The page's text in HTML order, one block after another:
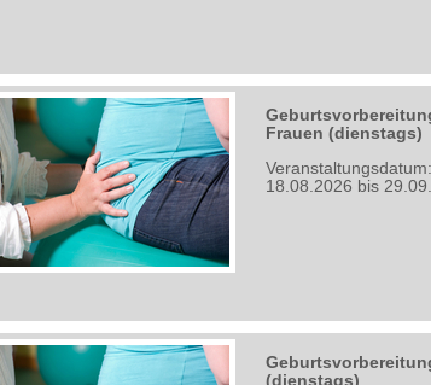
Frauen (dienstags)
Veranstaltungsdatum:
18.08.2026 bis
(dienstags)